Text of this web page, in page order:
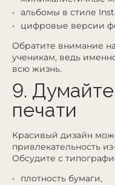
альбомы в стиле
цифровые версии
Обратите внимание
ученикам, ведь
всю жизнь.
9.
печати
Красивый дизайн
привлекательность
Обсудите с
плотность бумаги,